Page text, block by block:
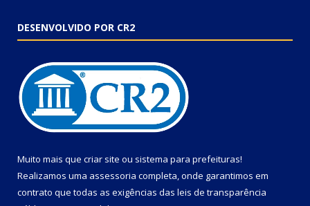
DESENVOLVIDO POR CR2
Muito mais que criar site ou sistema para prefeituras!
Realizamos uma assessoria completa, onde garantimos em
contrato que todas as exigências das leis de transparência